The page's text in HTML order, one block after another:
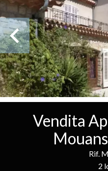
Vendita
Rif.
2